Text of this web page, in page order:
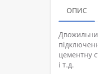
ОПИС
цементну
і т.д.